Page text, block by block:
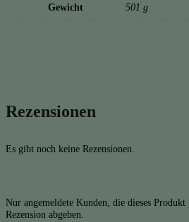
Gewicht 501 g
Rezensionen
Es gibt noch keine Rezensionen.
Nur angemeldete Kunden, die dieses
Rezension abgeben.